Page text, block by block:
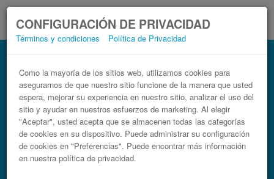
CONFIGURACIÓN DE PRIVACIDAD
Términos y condiciones Política de Privacidad
Como la mayoría de los sitios web, utilizamos cookies para
asegurarnos de que nuestro sitio funcione de la manera que usted
espera, mejorar su experiencia en nuestro sitio, analizar el uso del
sitio y ayudar en nuestros esfuerzos de marketing. Al elegir
"Aceptar", usted acepta que se almacenen todas las categorías
de cookies en su dispositivo. Puede administrar su configuración
de cookies en "Preferencias". Puede encontrar más información
en nuestra política de privacidad.
Autobús Salerno Tramonti
Billetes de autobuses en solo 3 pasos